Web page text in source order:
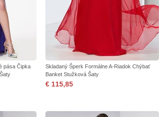
pása Čipka
Skladaný Šperk Formálne A-Riadok Chýbať
Banket Stužková Šaty
€ 115,85